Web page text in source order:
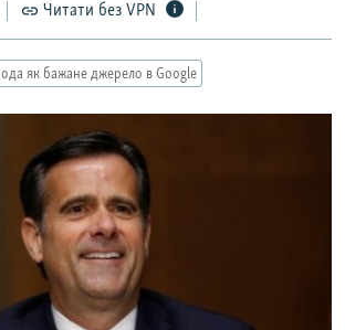
Читати без VPN
як бажане джерело в Google